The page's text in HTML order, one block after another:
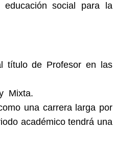
social para la
título de Profesor en las
Mixta.
una carrera larga por
académico tendrá una